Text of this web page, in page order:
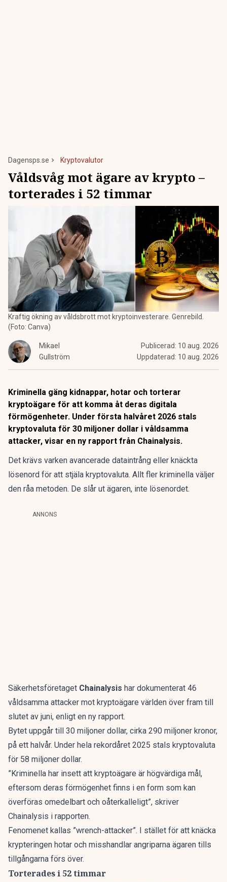
Dagensps.se Kryptovalutor
Våldsvåg mot ägare av krypto –
torterades i 52 timmar
Kraftig ökning av våldsbrott mot kryptoinvesterare. Genrebild.
(Foto: Canva)
Mikael
Gullström
Publicerad: 10 aug. 2026
Uppdaterad: 10 aug. 2026
Kriminella gäng kidnappar, hotar och torterar
kryptoägare för att komma åt deras digitala
förmögenheter. Under första halvåret 2026 stals
kryptovaluta för 30 miljoner dollar i våldsamma
attacker, visar en ny rapport från Chainalysis.
Det krävs varken avancerade dataintrång eller knäckta
lösenord för att stjäla kryptovaluta. Allt fler kriminella väljer
den råa metoden. De slår ut ägaren, inte lösenordet.
ANNONS
Säkerhetsföretaget Chainalysis har dokumenterat 46
våldsamma attacker mot kryptoägare världen över fram till
slutet av juni, enligt en ny rapport.
Bytet uppgår till 30 miljoner dollar, cirka 290 miljoner kronor,
på ett halvår. Under hela rekordåret 2025 stals kryptovaluta
för 58 miljoner dollar.
”Kriminella har insett att kryptoägare är högvärdiga mål,
eftersom deras förmögenhet finns i en form som kan
överföras omedelbart och oåterkalleligt”, skriver
Chainalysis i rapporten.
Fenomenet kallas ”wrench-attacker”. I stället för att knäcka
krypteringen hotar och misshandlar angriparna ägaren tills
tillgångarna förs över.
Torterades i 52 timmar